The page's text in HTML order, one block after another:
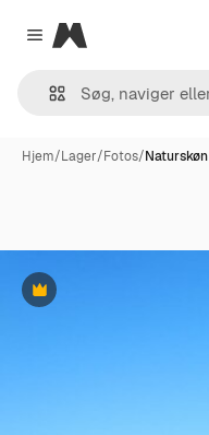
Close menu
Magnific
Hjem/Lager/Fotos/
Præmie